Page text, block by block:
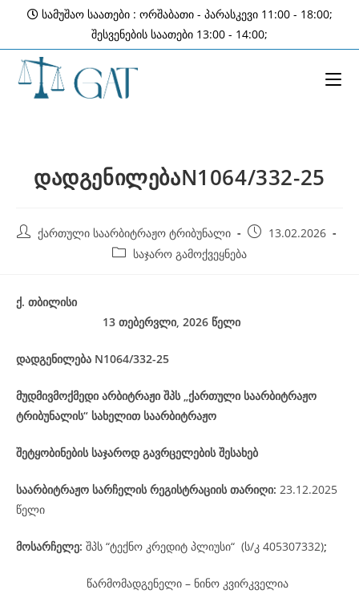
content
სამუშაო საათები : ორშაბათი - პარასკევი 11:00 - 18:00;
შესვენების საათები 13:00 - 14:00;
დადგენილებაN1064/332-25
Post ქართული საარბიტრაჟო ტრიბუნალი
Post 13.02.2026
Post საჯარო გამოქვეყნება
ქ. თბილისი
13 თებერვლი, 2026 წელი
დადგენილება N1064/332-25
მუდმივმოქმედი არბიტრაჟი შპს „ქართული საარბიტრაჟო
ტრიბუნალის“ სახელით საარბიტრაჟო
შეტყობინების საჯაროდ გავრცელების შესახებ
საარბიტრაჟო სარჩელის რეგისტრაციის თარიღი: 23.12.2025
წელი
მოსარჩელე: შპს “ტექნო კრედიტ პლიუსი“ (ს/კ 405307332);
წარმომადგენელი – ნინო კვირკველია